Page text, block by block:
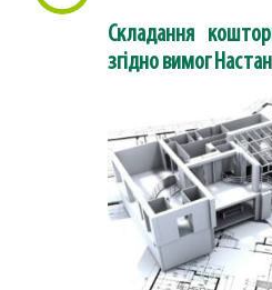
Складання
згідно вимог